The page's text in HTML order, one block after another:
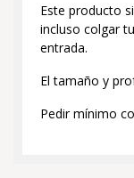
Este producto
incluso colgar
entrada.
El tamaño y
Pedir mínimo